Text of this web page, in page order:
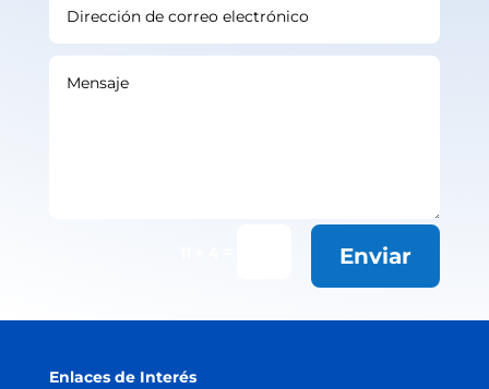
Enviar
Enlaces de Interés